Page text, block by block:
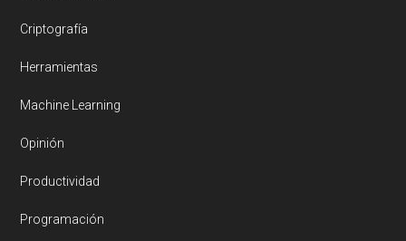
Criptografía
Herramientas
Machine Learning
Opinión
Productividad
Programación